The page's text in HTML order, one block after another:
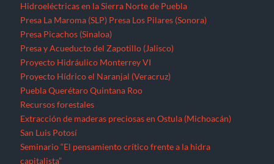
Hidroeléctricas en la Sierra Norte de Puebla
Presa La Maroma (SLP) Presa Los Pilares (Sonora)
Presa Picachos (Sinaloa)
Presa y Acueducto del Zapotillo (Jalisco)
Proyecto Hidráulico Monterrey VI
Proyecto Hídrico el Naranjal (Veracruz)
Puebla Querétaro Quintana Roo
Recursos forestales
Extracción de maderas preciosas en Ostula (Michoacán)
San Luis Potosí
Seminario “El pensamiento crítico frente a la hidra
capitalista”